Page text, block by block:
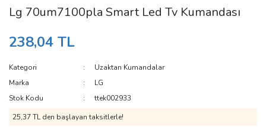
Lg 70um7100pla Smart Led Tv Kumandası
238,04 TL
Kategori
Uzaktan Kumandalar
Marka
LG
Stok Kodu
ttek002933
25,37 TL den başlayan taksitlerle!